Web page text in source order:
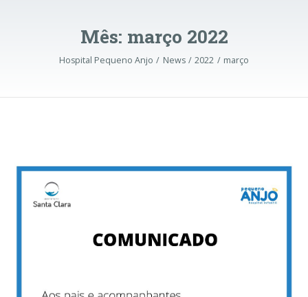
Mês: março 2022
Hospital Pequeno Anjo News 2022 março